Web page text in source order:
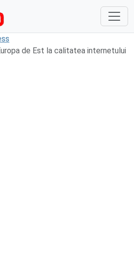
de Est la calitatea internetului